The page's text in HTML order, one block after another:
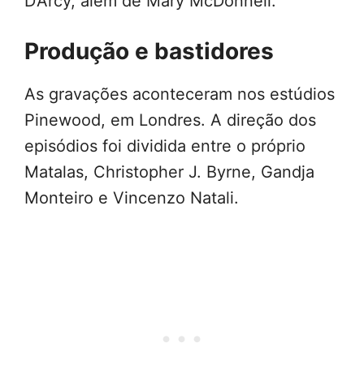
Produção e bastidores
As gravações aconteceram nos estúdios
Pinewood, em Londres. A direção dos
episódios foi dividida entre o próprio
Matalas, Christopher J. Byrne, Gandja
Monteiro e Vincenzo Natali.